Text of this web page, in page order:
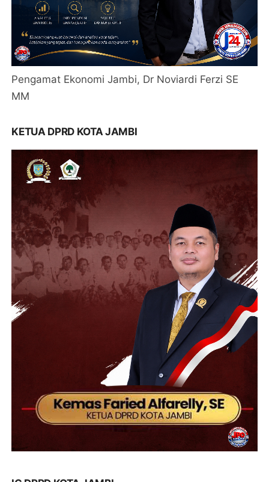
Pengamat Ekonomi Jambi, Dr Noviardi Ferzi SE
MM
KETUA DPRD KOTA JAMBI